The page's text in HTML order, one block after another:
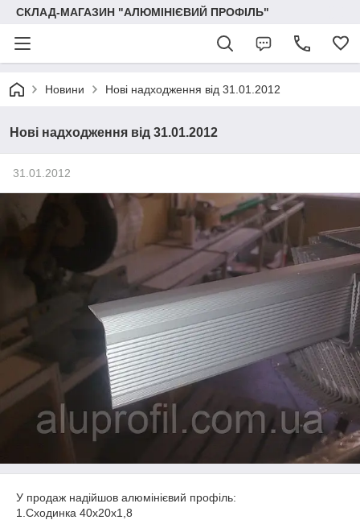
СКЛАД-МАГАЗИН "АЛЮМІНІЄВИЙ ПРОФІЛЬ"
Новини Нові надходження від 31.01.2012
Нові надходження від 31.01.2012
31.01.2012
У продаж надійшов алюмінієвий профіль:
1.Сходинка 40х20х1,8